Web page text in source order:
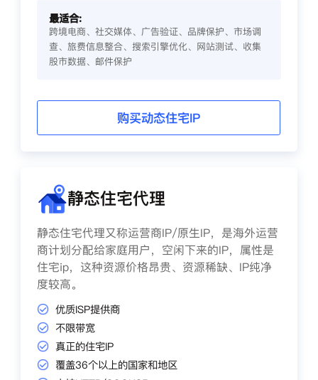
最适合:
跨境电商、社交媒体、广告验证、品牌保护、市场调
查、旅费信息整合、搜索引擎优化、网站测试、收集
股市数据、邮件保护
购买动态住宅IP
静态住宅代理
静态住宅代理又称运营商IP/原生IP，是海外运营
商计划分配给家庭用户，空闲下来的IP，属性是
住宅ip，这种资源价格昂贵、资源稀缺、IP纯净
度较高。
优质ISP提供商
不限带宽
真正的住宅IP
覆盖36个以上的国家和地区